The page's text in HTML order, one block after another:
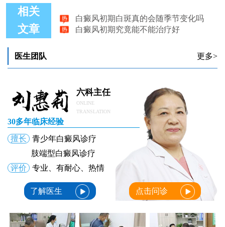
相关
文章
白癜风初期究竟能不能治疗好
儿童白癜风初期怎样治疗好
白癜风初期的白斑能通过外用药物治疗吗
医生团队 更多>
六科主任
ONLINE
TRANSLATION
30多年临床经验
擅长
青少年白癜风诊疗
肢端型白癜风诊疗
评价
专业、有耐心、热情
了解医生 点击问诊